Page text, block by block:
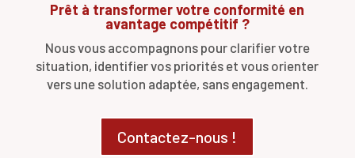
Prêt à transformer votre conformité en
avantage compétitif ?
Nous vous accompagnons pour clarifier votre
situation, identifier vos priorités et vous orienter
vers une solution adaptée, sans engagement.
Contactez-nous !